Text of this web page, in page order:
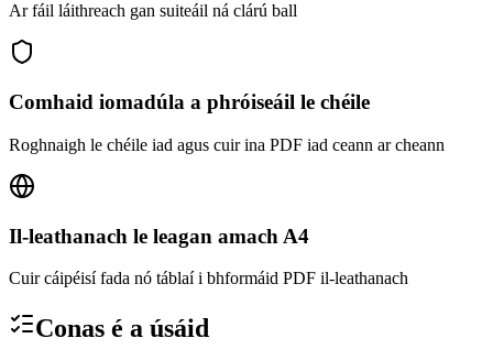
Ar fáil láithreach gan suiteáil ná clárú ball
Comhaid iomadúla a phróiseáil le chéile
Roghnaigh le chéile iad agus cuir ina PDF iad ceann ar cheann
Il-leathanach le leagan amach A4
Cuir cáipéisí fada nó táblaí i bhformáid PDF il-leathanach
Conas é a úsáid